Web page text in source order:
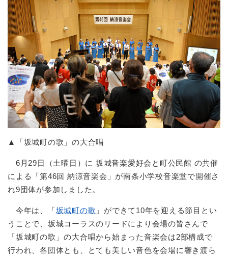
▲「坂城町の歌」の大合唱
6月29日（土曜日）に 坂城音楽愛好会と町公民館 の共催
による「第46回 納涼音楽会」が南条小学校音楽堂で開催さ
れ9団体が参加しました。
今年は、「坂城町の歌 」ができて10年を迎える節目とい
うことで、坂城コーラスのリードにより会場の皆さんで
「坂城町の歌」の大合唱から始まった音楽会は2部構成で
行われ、各団体とも、とても美しい音色を会場に響き渡ら